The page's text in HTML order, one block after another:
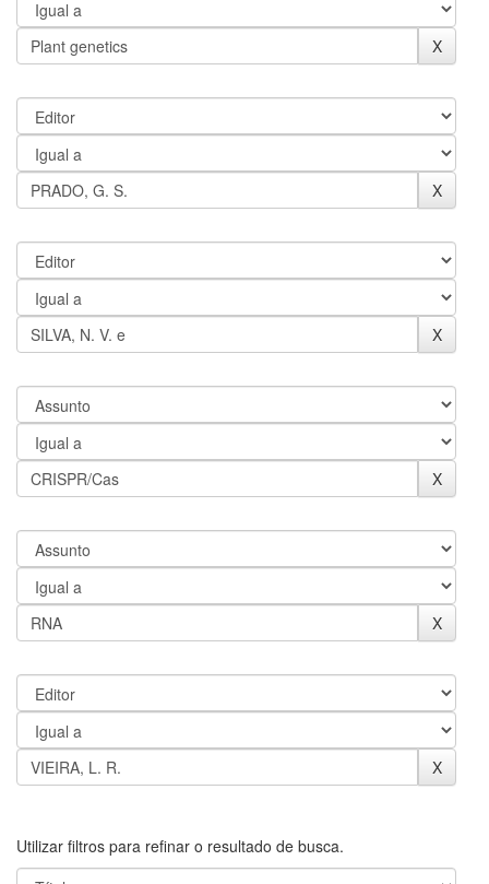
Utilizar filtros para refinar o resultado de busca.